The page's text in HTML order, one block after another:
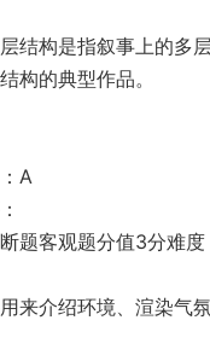
结构是指叙事上的多
构的典型作品。
A
题客观题分值3分难
来介绍环境、渲染气